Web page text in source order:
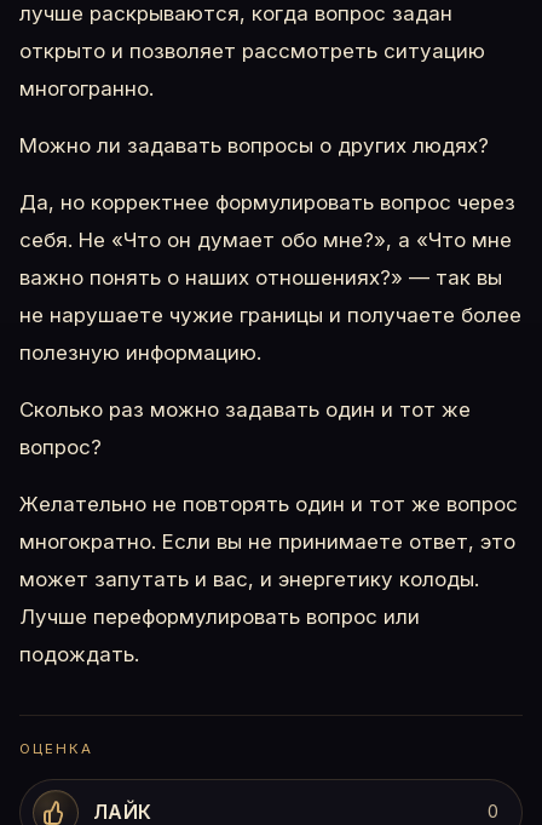
лучше раскрываются, когда вопрос задан
открыто и позволяет рассмотреть ситуацию
многогранно.
Можно ли задавать вопросы о других людях?
Да, но корректнее формулировать вопрос через
себя. Не «Что он думает обо мне?», а «Что мне
важно понять о наших отношениях?» — так вы
не нарушаете чужие границы и получаете более
полезную информацию.
Сколько раз можно задавать один и тот же
вопрос?
Желательно не повторять один и тот же вопрос
многократно. Если вы не принимаете ответ, это
может запутать и вас, и энергетику колоды.
Лучше переформулировать вопрос или
подождать.
ОЦЕНКА
ЛАЙК 0